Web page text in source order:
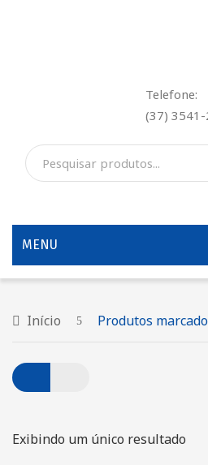
Telefone:
(37)
MENU
QUEM SOMOS
Locação de Geradores
Início Produtos
Exibindo um único resultado